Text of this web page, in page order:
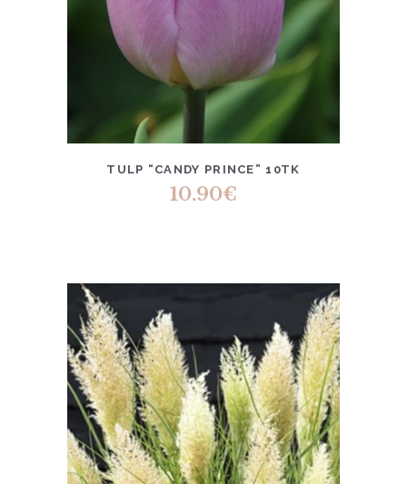
TULP “CANDY PRINCE” 10TK
10.90€